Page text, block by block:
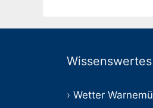
Wissenswertes
Wetter